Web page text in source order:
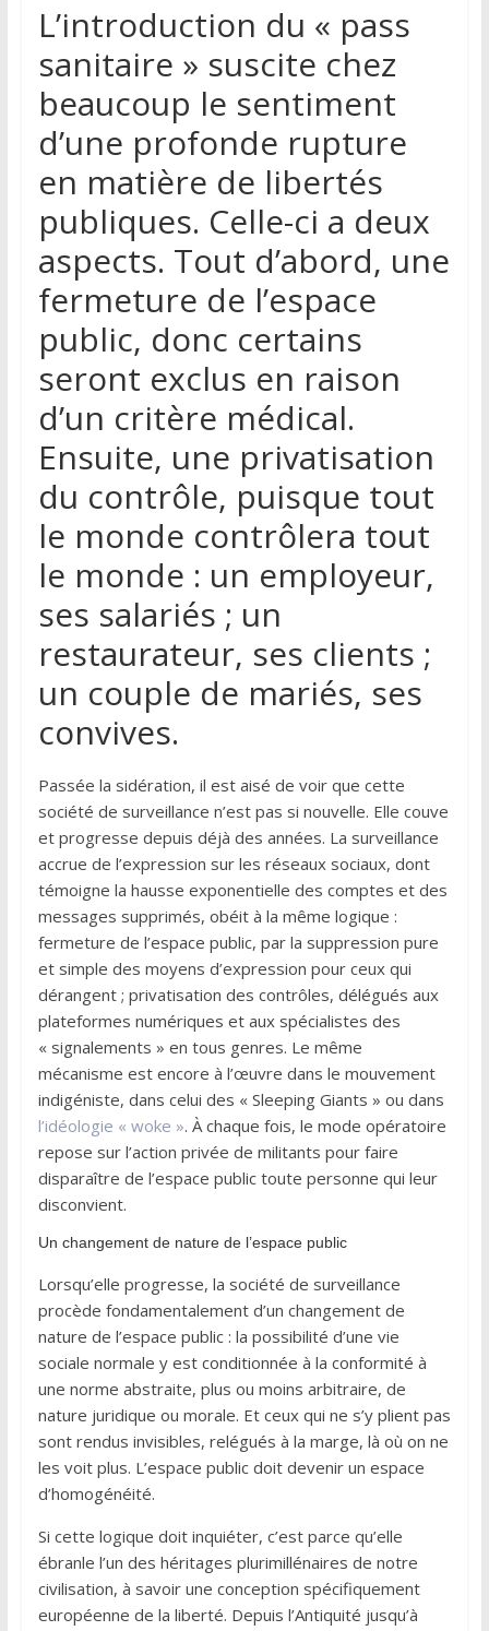
L’introduction du « pass
sanitaire » suscite chez
beaucoup le sentiment
d’une profonde rupture
en matière de libertés
publiques. Celle-ci a deux
aspects. Tout d’abord, une
fermeture de l’espace
public, donc certains
seront exclus en raison
d’un critère médical.
Ensuite, une privatisation
du contrôle, puisque tout
le monde contrôlera tout
le monde : un employeur,
ses salariés ; un
restaurateur, ses clients ;
un couple de mariés, ses
convives.
Passée la sidération, il est aisé de voir que cette
société de surveillance n’est pas si nouvelle. Elle couve
et progresse depuis déjà des années. La surveillance
accrue de l’expression sur les réseaux sociaux, dont
témoigne la hausse exponentielle des comptes et des
messages supprimés, obéit à la même logique :
fermeture de l’espace public, par la suppression pure
et simple des moyens d’expression pour ceux qui
dérangent ; privatisation des contrôles, délégués aux
plateformes numériques et aux spécialistes des
« signalements » en tous genres. Le même
mécanisme est encore à l’œuvre dans le mouvement
indigéniste, dans celui des « Sleeping Giants » ou dans
l’idéologie « woke ». À chaque fois, le mode opératoire
repose sur l’action privée de militants pour faire
disparaître de l’espace public toute personne qui leur
disconvient.
Un changement de nature de l’espace public
Lorsqu’elle progresse, la société de surveillance
procède fondamentalement d’un changement de
nature de l’espace public : la possibilité d’une vie
sociale normale y est conditionnée à la conformité à
une norme abstraite, plus ou moins arbitraire, de
nature juridique ou morale. Et ceux qui ne s’y plient pas
sont rendus invisibles, relégués à la marge, là où on ne
les voit plus. L’espace public doit devenir un espace
d’homogénéité.
Si cette logique doit inquiéter, c’est parce qu’elle
ébranle l’un des héritages plurimillénaires de notre
civilisation, à savoir une conception spécifiquement
européenne de la liberté. Depuis l’Antiquité jusqu’à